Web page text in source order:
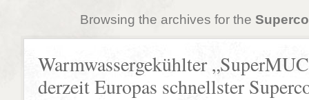
Browsing the archives for the
Warmwassergekühlter
derzeit Europas schnellster